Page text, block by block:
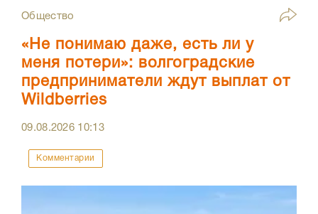
Общество
«Не понимаю даже, есть ли у
меня потери»: волгоградские
предприниматели ждут выплат от
Wildberries
09.08.2026 10:13
Комментарии